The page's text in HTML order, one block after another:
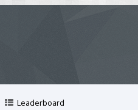
Leaderboard